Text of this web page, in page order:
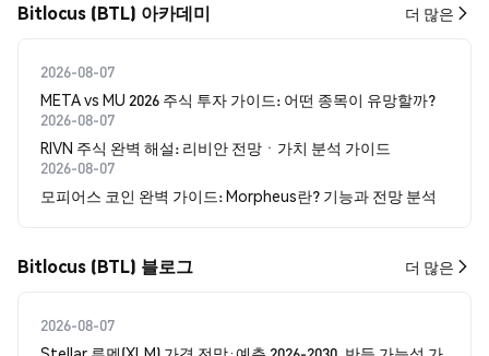
Bitlocus (BTL) 아카데미 더 많은
2026-08-07
META vs MU 2026 주식 투자 가이드: 어떤 종목이 유망할까?
2026-08-07
RIVN 주식 완벽 해설: 리비안 전망ㆍ가치 분석 가이드
2026-08-07
모피어스 코인 완벽 가이드: Morpheus란? 기능과 전망 분석
Bitlocus (BTL) 블로그 더 많은
2026-08-07